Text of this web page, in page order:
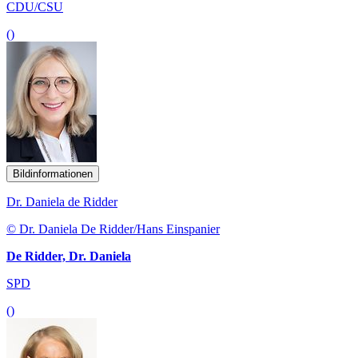
CDU/CSU
()
Bildinformationen
Dr. Daniela de Ridder
© Dr. Daniela De Ridder/Hans Einspanier
De Ridder, Dr. Daniela
SPD
()